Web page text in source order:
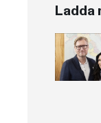
Ladda